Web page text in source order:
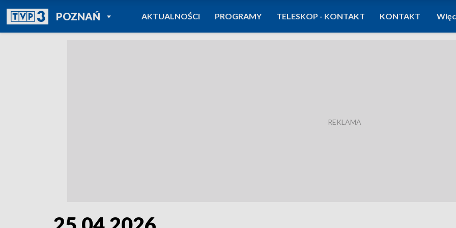
POZNAŃPOWRÓT DO
TVP REGIONY
AKTUALNOŚCI PROGRAMY TELESKOP - KONTAKT KONTAKT